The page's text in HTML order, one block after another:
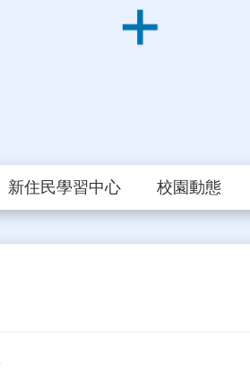
新住民學習中心 校園動態